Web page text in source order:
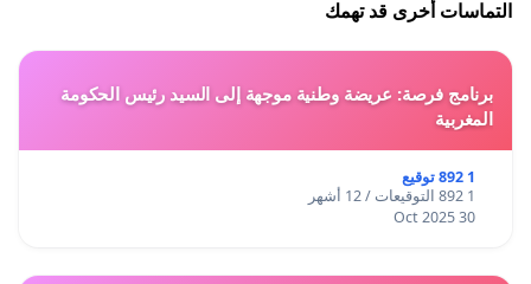
التماسات أخرى قد تهمك
برنامج فرصة: عريضة وطنية موجهة إلى السيد رئيس الحكومة
المغربية
1 892 توقيع
1 892 التوقيعات / 12 أشهر
30 Oct 2025